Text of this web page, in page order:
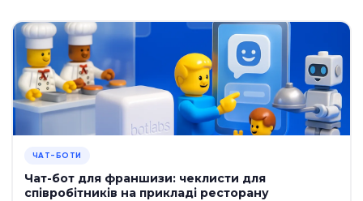
ЧАТ-БОТИ
Чат-бот для франшизи: чеклисти для
співробітників на прикладі ресторану